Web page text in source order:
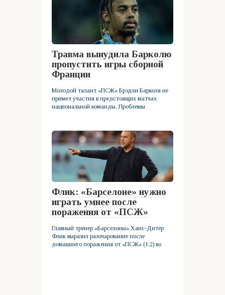
Травма вынудила Барколю
пропустить игры сборной
Франции
Молодой талант «ПСЖ» Брэдли Барколя не
примет участия в предстоящих матчах
национальной команды. Проблемы
Флик: «Барселоне» нужно
играть умнее после
поражения от «ПСЖ»
Главный тренер «Барселоны» Ханс-Дитер
Флик выразил разочарование после
домашнего поражения от «ПСЖ» (1:2) во